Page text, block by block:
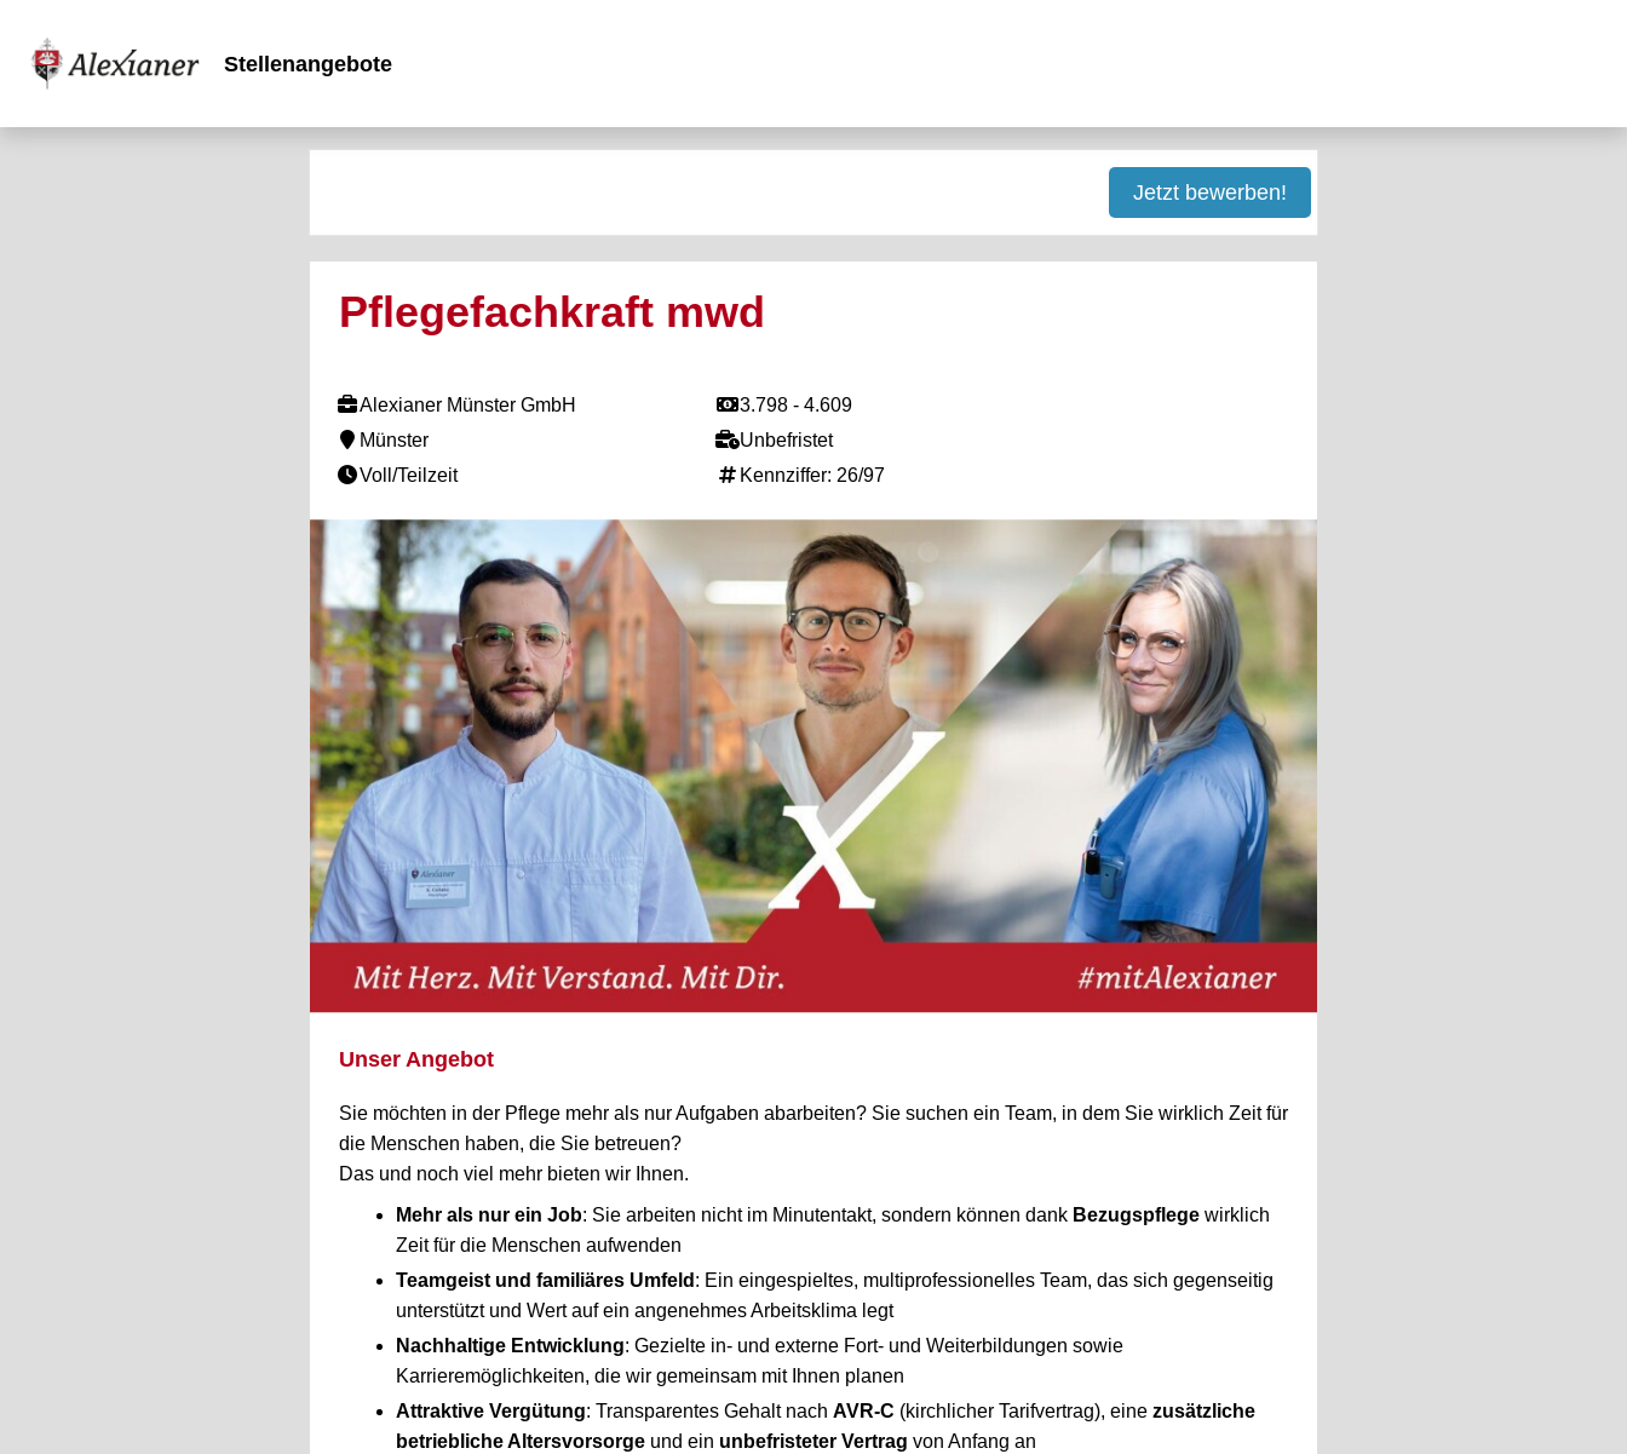
Stellenangebote
Jetzt bewerben!
Pflegefachkraft mwd
Alexianer Münster GmbH
Münster
Voll/Teilzeit
3.798 - 4.609
Unbefristet
Kennziffer: 26/97
Unser Angebot
Sie möchten in der Pflege mehr als nur Aufgaben abarbeiten? Sie suchen ein Team, in dem Sie wirklich Zeit für
die Menschen haben, die Sie betreuen?
Das und noch viel mehr bieten wir Ihnen.
Mehr als nur ein Job: Sie arbeiten nicht im Minutentakt, sondern können dank Bezugspflege wirklich
Zeit für die Menschen aufwenden
Teamgeist und familiäres Umfeld : Ein eingespieltes, multiprofessionelles Team, das sich gegenseitig
unterstützt und Wert auf ein angenehmes Arbeitsklima legt
Nachhaltige Entwicklung: Gezielte in- und externe Fort- und Weiterbildungen sowie
Karrieremöglichkeiten, die wir gemeinsam mit Ihnen planen
Attraktive Vergütung: Transparentes Gehalt nach AVR-C (kirchlicher Tarifvertrag), eine zusätzliche
betriebliche Altersvorsorge und ein unbefristeter Vertrag von Anfang an